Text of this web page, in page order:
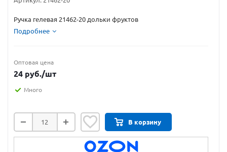
Ручка гелевая 21462-20 дольки фруктов
Подробнее
Оптовая цена
24 руб./шт
Много
В корзину